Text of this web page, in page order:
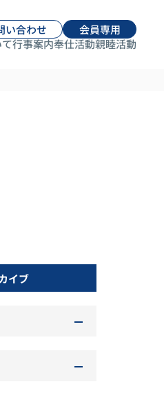
い合わせ
会員専用
行事案内奉仕活動親睦活動
イブ